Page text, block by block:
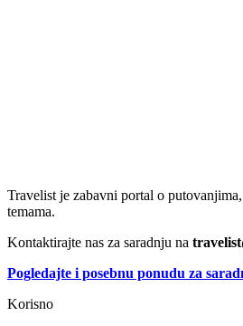
Travelist je zabavni portal o
temama.
Kontaktirajte nas za saradnju na
Pogledajte i posebnu ponudu za
Korisno